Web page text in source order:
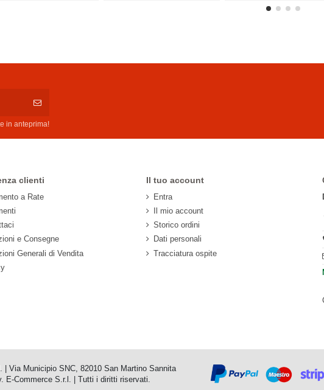
in anteprima!
clienti
a Rate
e Consegne
Generali di Vendita
Il tuo account
Entra
Il mio account
Storico ordini
Dati personali
Tracciatura ospite
Via Municipio SNC, 82010 San Martino Sannita
E-Commerce S.r.l. | Tutti i diritti riservati.